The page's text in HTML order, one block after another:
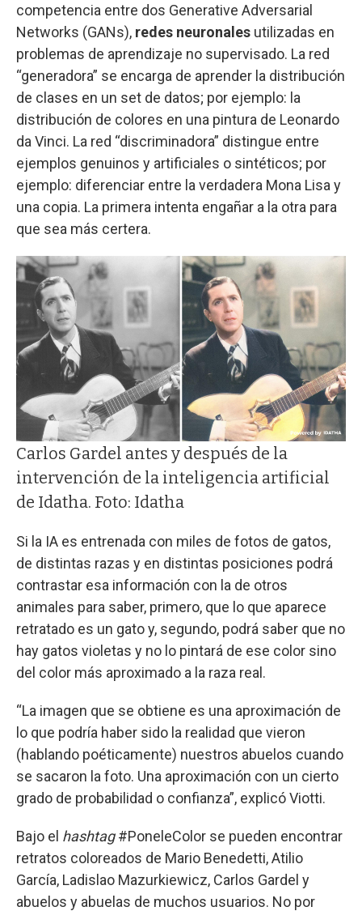
competencia entre dos Generative Adversarial
Networks (GANs), redes neuronales utilizadas en
problemas de aprendizaje no supervisado. La red
“generadora” se encarga de aprender la distribución
de clases en un set de datos; por ejemplo: la
distribución de colores en una pintura de Leonardo
da Vinci. La red “discriminadora” distingue entre
ejemplos genuinos y artificiales o sintéticos; por
ejemplo: diferenciar entre la verdadera Mona Lisa y
una copia. La primera intenta engañar a la otra para
que sea más certera.
Carlos Gardel antes y después de la
intervención de la inteligencia artificial
de Idatha. Foto: Idatha
Si la IA es entrenada con miles de fotos de gatos,
de distintas razas y en distintas posiciones podrá
contrastar esa información con la de otros
animales para saber, primero, que lo que aparece
retratado es un gato y, segundo, podrá saber que no
hay gatos violetas y no lo pintará de ese color sino
del color más aproximado a la raza real.
“La imagen que se obtiene es una aproximación de
lo que podría haber sido la realidad que vieron
(hablando poéticamente) nuestros abuelos cuando
se sacaron la foto. Una aproximación con un cierto
grado de probabilidad o confianza”, explicó Viotti.
Bajo el hashtag#PoneleColor se pueden encontrar
retratos coloreados de Mario Benedetti, Atilio
García, Ladislao Mazurkiewicz, Carlos Gardel y
abuelos y abuelas de muchos usuarios. No por